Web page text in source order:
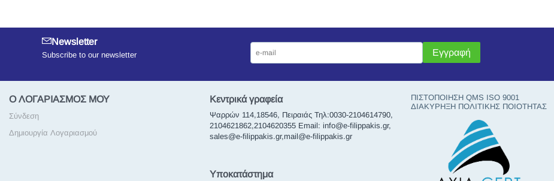
Newsletter
Subscribe to our newsletter Εγγραφή
Ο ΛΟΓΑΡΙΑΣΜΟΣ ΜΟΥ
Σύνδεση
Δημιουργία Λογαριασμού
Κεντρικά γραφεία
Ψαρρών 114,18546, Πειραιάς Τηλ:0030-2104614790,
2104621862,2104620355 Email: info@e-filippakis.gr,
sales@e-filippakis.gr,mail@e-filippakis.gr
Υποκατάστημα
ΠΙΣΤΟΠΟΙΗΣΗ QMS ISO 9001
ΔΙΑΚΥΡΗΞΗ ΠΟΛΙΤΙΚΗΣ ΠΟΙΟΤΗΤΑΣ